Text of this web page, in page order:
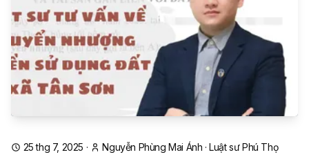
25 thg 7, 2025 · Nguyễn Phùng Mai Ánh ·Luật sư Phú Thọ